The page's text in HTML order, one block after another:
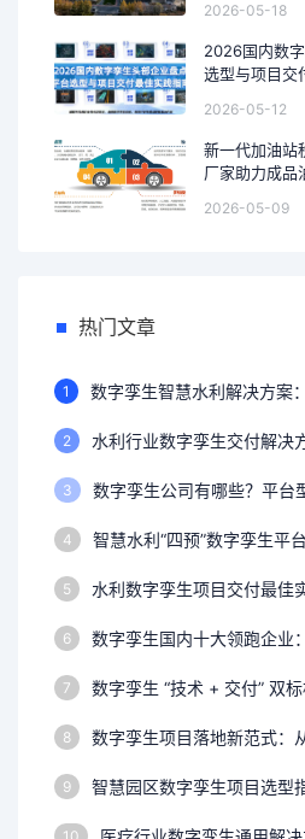
2026-05-18
2026国内数
选型与项目交
2026-05-12
新一代加油站
厂家助力成品
2026-05-09
热门文章
1
2 水利行业数字孪生交付解决
3
4
5
6
7
8
9